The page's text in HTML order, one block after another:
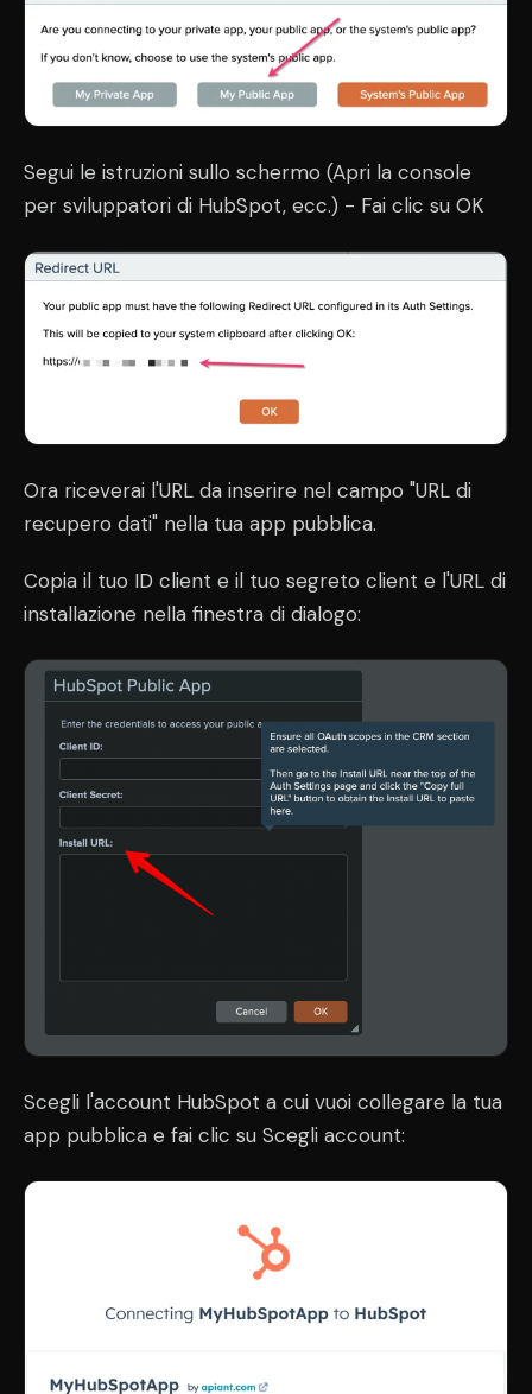
Segui le istruzioni sullo schermo (Apri la console
per sviluppatori di HubSpot, ecc.) - Fai clic su OK
Ora riceverai l'URL da inserire nel campo "URL di
recupero dati" nella tua app pubblica.
Copia il tuo ID client e il tuo segreto client e l'URL di
installazione nella finestra di dialogo:
Scegli l'account HubSpot a cui vuoi collegare la tua
app pubblica e fai clic su Scegli account: